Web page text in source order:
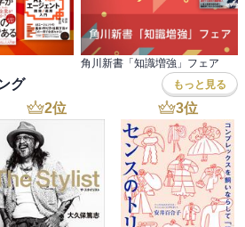
角川新書「知識増強」フェア
グ もっと見る
2位 3位